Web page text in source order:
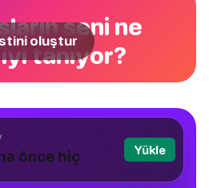
seni ne
tanıyor?
oluştur
önce hiç Yükle